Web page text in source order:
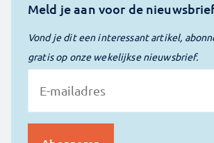
Meld je aan voor de
Vond je dit een interessant artikel,
gratis op onze wekelijkse nieuwsbrief.